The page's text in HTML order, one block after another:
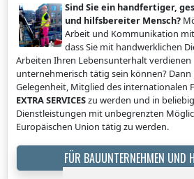
Sind Sie ein handfertiger,
und hilfsbereiter Mensch?
Arbeit und Kommunikation
dass Sie mit handwerklichen
Arbeiten Ihren Lebensunterhalt verdienen
unternehmerisch tätig sein können? Dann
Gelegenheit, Mitglied des internationalen
EXTRA SERVICESzu werden und in
Dienstleistungen mit unbegrenzten
Europäischen Union tätig zu werden.
FÜR BAUUNTERNEHMEN UND